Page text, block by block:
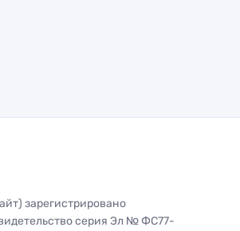
зарегистрировано
серия Эл № ФС77-